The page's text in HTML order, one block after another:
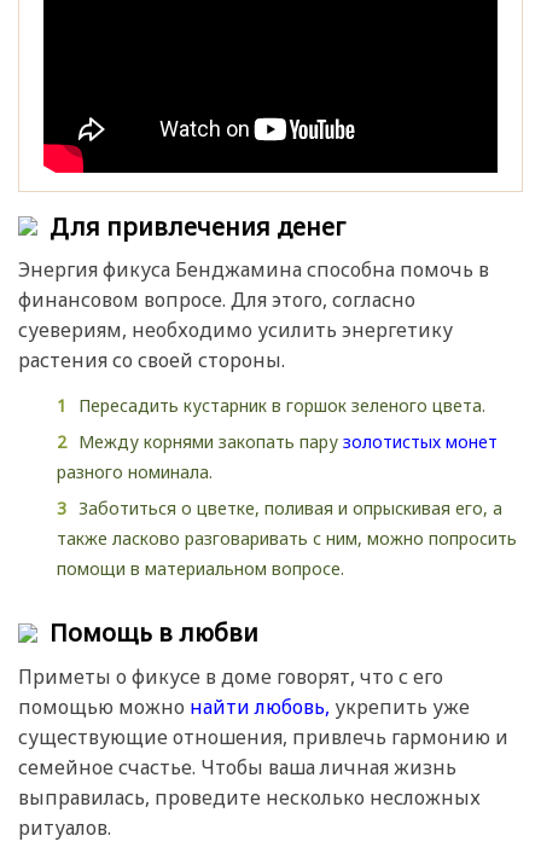
Для привлечения денег
Энергия фикуса Бенджамина способна помочь в
финансовом вопросе. Для этого, согласно
суевериям, необходимо усилить энергетику
растения со своей стороны.
Пересадить кустарник в горшок зеленого цвета.
Между корнями закопать пару золотистых монет
разного номинала.
Заботиться о цветке, поливая и опрыскивая его, а
также ласково разговаривать с ним, можно попросить
помощи в материальном вопросе.
Помощь в любви
Приметы о фикусе в доме говорят, что с его
помощью можно найти любовь, укрепить уже
существующие отношения, привлечь гармонию и
семейное счастье. Чтобы ваша личная жизнь
выправилась, проведите несколько несложных
ритуалов.